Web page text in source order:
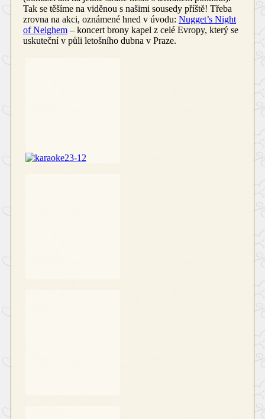
Tak se těšíme na viděnou s našimi sousedy příště! Třeba
zrovna na akci, oznámené hned v úvodu: Nugget’s Night
of Neighem – koncert brony kapel z celé Evropy, který se
uskuteční v půli letošního dubna v Praze.